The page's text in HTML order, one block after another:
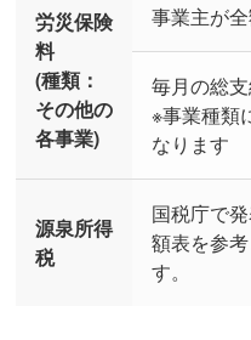
労災保険
料
(種類：
その他の
各事業)
事業主が
毎月の総
※事業種類
なります
源泉所得
税
国税庁で
額表を参
す。